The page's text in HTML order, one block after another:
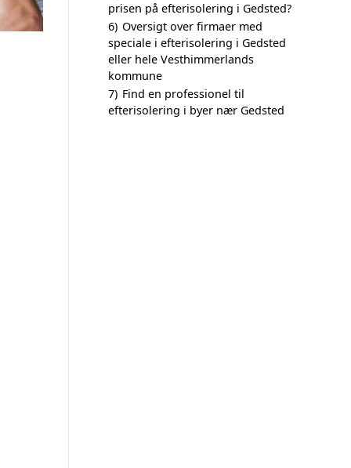
prisen på efterisolering i Gedsted?
6) Oversigt over firmaer med
speciale i efterisolering i Gedsted
eller hele Vesthimmerlands
kommune
7) Find en professionel til
efterisolering i byer nær Gedsted